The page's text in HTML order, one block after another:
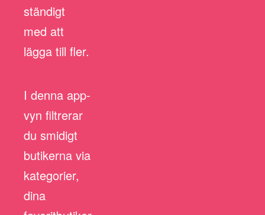
ständigt
med att
lägga till fler.
I denna app-
vyn filtrerar
du smidigt
butikerna via
kategorier,
dina